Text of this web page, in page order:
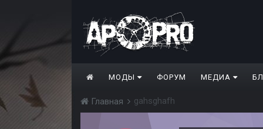
МОДЫ ФОРУМ МЕДИА
Главная gahsghafh